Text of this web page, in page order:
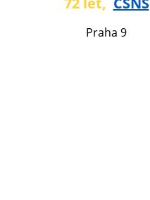
Praha 9